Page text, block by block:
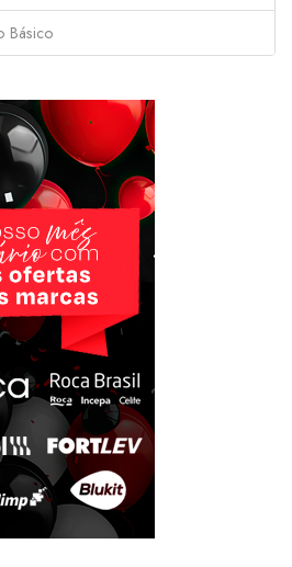
Básico